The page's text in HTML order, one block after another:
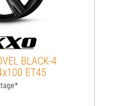
BLACK-4
ET45